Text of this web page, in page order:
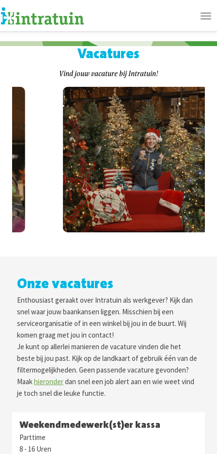
Vacatures
Vind jouw vacature bij Intratuin!
Onze vacatures
Enthousiast geraakt over Intratuin als werkgever? Kijk dan
snel waar jouw baankansen liggen. Misschien bij een
serviceorganisatie of in een winkel bij jou in de buurt. Wij
komen graag met jou in contact!
Je kunt op allerlei manieren de vacature vinden die het
beste bij jou past. Kijk op de landkaart of gebruik één van de
filtermogelijkheden. Geen passende vacature gevonden?
Maakhieronderdan snel een job alert aan en wie weet vind
je toch snel die leuke functie.
Weekendmedewerk(st)er kassa
Parttime
8 - 16 Uren